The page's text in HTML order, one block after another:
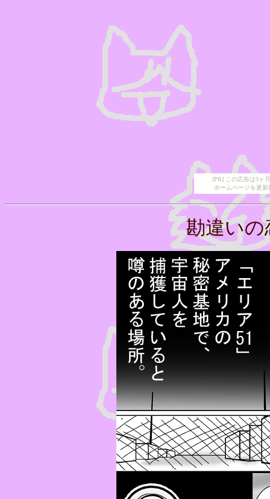
[PR] この広告は3ヶ
ホームページを更
勘違いの